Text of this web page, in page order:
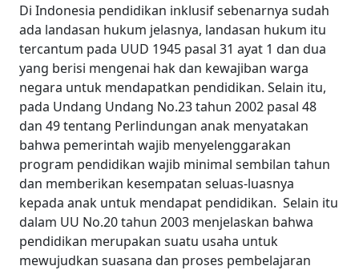
Di Indonesia pendidikan inklusif sebenarnya sudah
ada landasan hukum jelasnya, landasan hukum itu
tercantum pada UUD 1945 pasal 31 ayat 1 dan dua
yang berisi mengenai hak dan kewajiban warga
negara untuk mendapatkan pendidikan. Selain itu,
pada Undang Undang No.23 tahun 2002 pasal 48
dan 49 tentang Perlindungan anak menyatakan
bahwa pemerintah wajib menyelenggarakan
program pendidikan wajib minimal sembilan tahun
dan memberikan kesempatan seluas-luasnya
kepada anak untuk mendapat pendidikan. Selain itu
dalam UU No.20 tahun 2003 menjelaskan bahwa
pendidikan merupakan suatu usaha untuk
mewujudkan suasana dan proses pembelajaran